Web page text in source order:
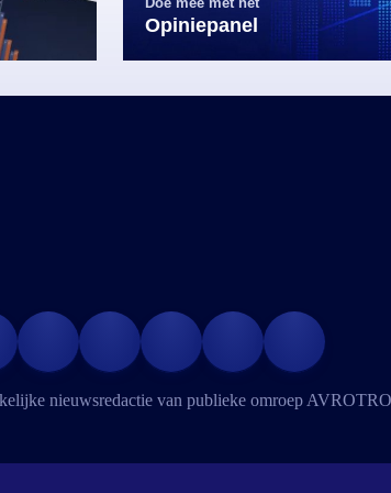
Opiniepanel
nieuwsredactie van publieke omroep